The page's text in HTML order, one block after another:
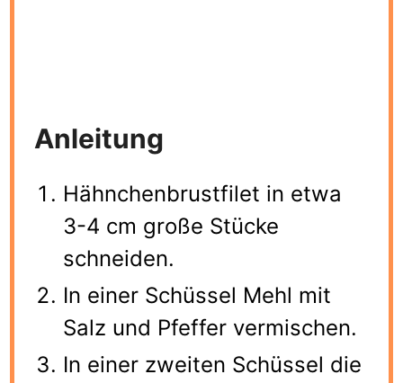
Anleitung
Hähnchenbrustfilet in etwa
3-4 cm große Stücke
schneiden.
In einer Schüssel Mehl mit
Salz und Pfeffer vermischen.
In einer zweiten Schüssel die